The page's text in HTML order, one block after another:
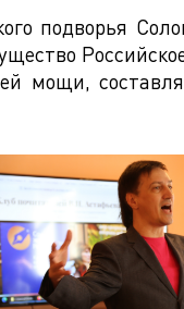
подворья
мощи,